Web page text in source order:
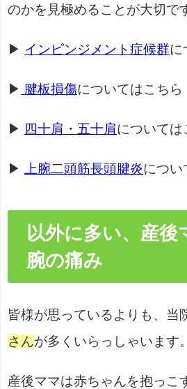
のかを見極めることが大切で
▶ インピンジメント症候群に
▶ 腱板損傷についてはこちら
▶ 四十肩・五十肩については
▶ 上腕二頭筋長頭腱炎につい
以外に多い、産後
腕の痛み
皆様が思っているよりも、当
さんが多くいらっしゃいます。
産後ママは赤ちゃんを抱っこ